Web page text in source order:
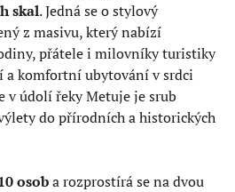
skal. Jedná se o stylový
z masivu, který nabízí
přátele i milovníky turistiky
komfortní ubytování v srdci
v údolí řeky Metuje je srub
do přírodních a historických
osoba rozprostírá se na dvou